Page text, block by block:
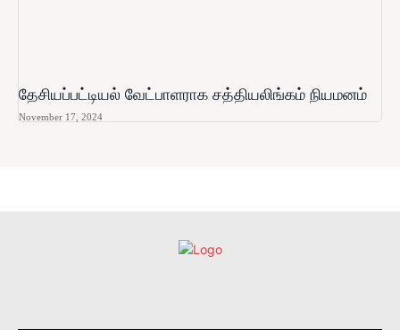
தேசியப்பட்டியல் வேட்பாளராக சத்தியலிங்கம் நியமனம்
November 17, 2024